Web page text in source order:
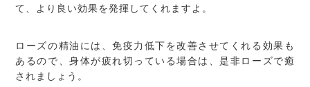
て、より良い効果を発揮してくれますよ。
ローズの精油には、免疫力低下を改善させてくれる効果も
あるので、身体が疲れ切っている場合は、是非ローズで癒
されましょう。